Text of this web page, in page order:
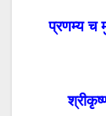
प्रणम्य च